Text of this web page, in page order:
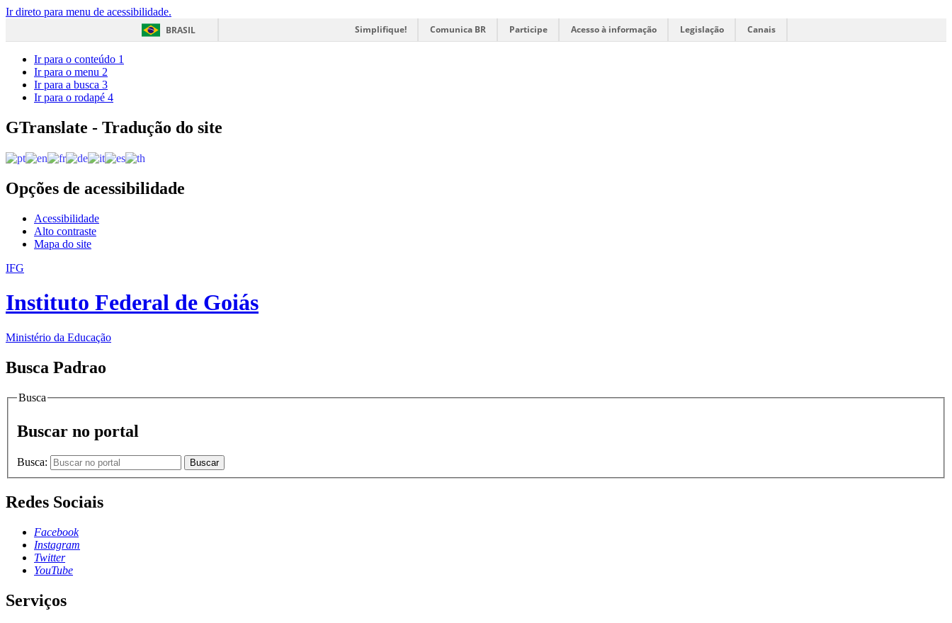
Ir direto para menu de acessibilidade.
BRASIL
Simplifique! Comunica BR Participe Acesso à informação Legislação Canais
Ir para o conteúdo 1
Ir para o menu 2
Ir para a busca 3
Ir para o rodapé 4
GTranslate - Tradução do site
Opções de acessibilidade
Acessibilidade
Alto contraste
Mapa do site
IFG
Instituto Federal de Goiás
Ministério da Educação
Busca Padrao
Busca
Buscar no portal
Busca: Buscar
Redes Sociais
Facebook
Instagram
Twitter
YouTube
Serviços